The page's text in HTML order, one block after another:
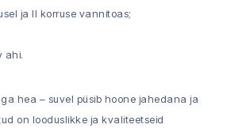
ja II korruse vannitoas;
ahi.
hea – suvel püsib hoone jahedana ja
on looduslikke ja kvaliteetseid